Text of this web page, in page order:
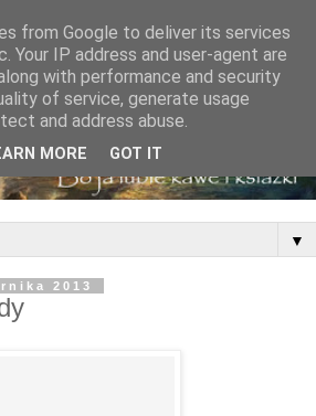
▼
2013
from Google to deliver its services
Your IP address and user-agent are
with performance and security
of service, generate usage
and address abuse.
MORE GOT IT